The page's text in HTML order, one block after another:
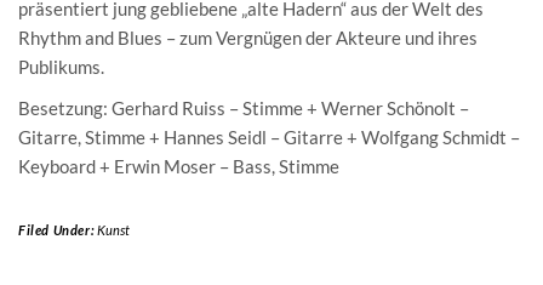
präsentiert jung gebliebene „alte Hadern“ aus der Welt des
Rhythm and Blues – zum Vergnügen der Akteure und ihres
Publikums.
Besetzung: Gerhard Ruiss – Stimme + Werner Schönolt –
Gitarre, Stimme + Hannes Seidl – Gitarre + Wolfgang Schmidt –
Keyboard + Erwin Moser – Bass, Stimme
Filed Under:Kunst